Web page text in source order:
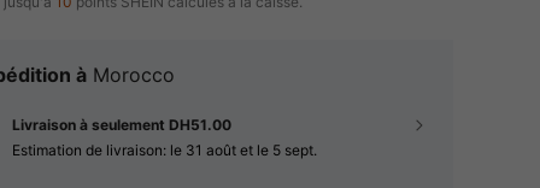
à Morocco
Livraison à seulement DH51.00
Estimation de livraison: le 31 août et le 5 sept.